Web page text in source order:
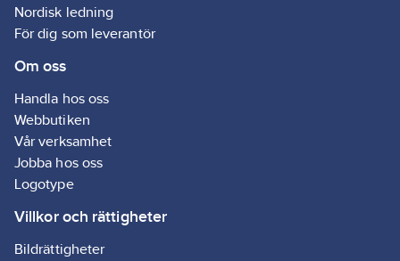
Nordisk ledning
För dig som leverantör
Om oss
Handla hos oss
Webbutiken
Vår verksamhet
Jobba hos oss
Logotype
Villkor och rättigheter
Bildrättigheter